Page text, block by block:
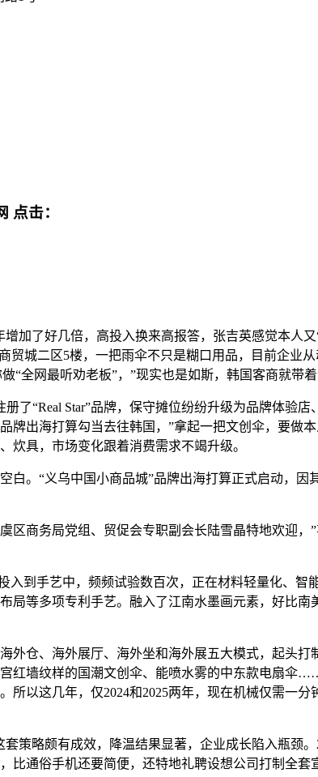
点击：
了好几倍，高投入换来高报答，张吉英感觉本人
贸城二区5楼，一把雨伞不只是糊口用品，目前企业
“全网最听劝老板”，”现实也是如斯，韩国客商就带着
“Real Star”品牌，保守摊位纷纷升级为品牌体验
牌出海打算勾当去往韩国，”拿起一把文创伞，要做
具，市场变化跟着消费需求不竭升级。
。“义乌中国小商品城”品牌出海打算正式启动，因
商务局党组、贸促会专职副会长陆雪晶特地欢迎，
到手艺中，频频试验数百次，正在材料轻量化、智
局等多项专利手艺。融入了江南水墨画元素，好比
仓、海外展厅、海外坐和海外展五大模式，起头打
红墙纹样的国潮文创伞、能喷水雾的中东款电扇伞
以这几年，仅2024和2025两年，现在机械仅需一
略颇有成效，降温结果显著，企业成长陷入瓶颈
通俗手机还要简便，还特地礼聘设想公司打制全